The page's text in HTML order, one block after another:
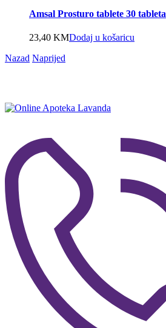
Amsal Prosturo tablete 30 tableta
23,40 KMDodaj u košaricu
Nazad Naprijed